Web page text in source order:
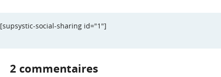
[supsystic-social-sharing id="1"]
2 commentaires